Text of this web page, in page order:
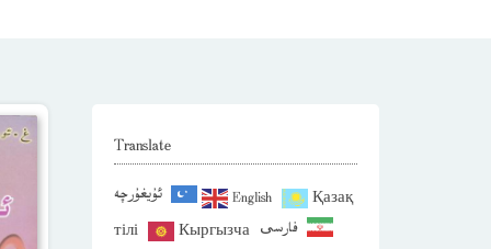
Translate
ئۇيغۇرچە English
Қазақ
тілі
Кыргызча فارسی